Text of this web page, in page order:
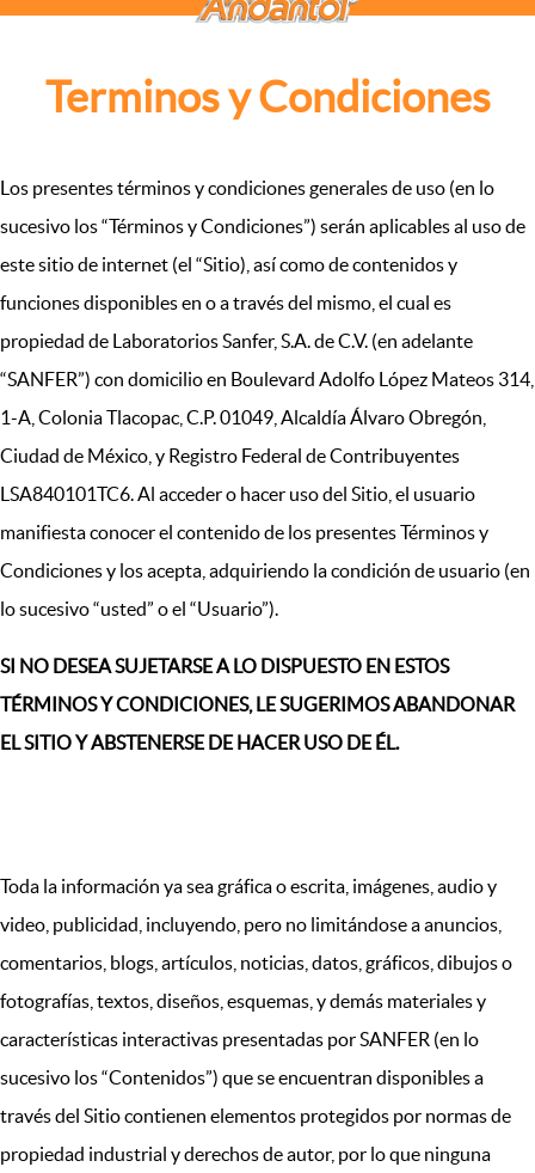
Terminos y Condiciones
Los presentes términos y condiciones generales de uso (en lo
sucesivo los “Términos y Condiciones”) serán aplicables al uso de
este sitio de internet (el “Sitio), así como de contenidos y
funciones disponibles en o a través del mismo, el cual es
propiedad de Laboratorios Sanfer, S.A. de C.V. (en adelante
“SANFER”) con domicilio en Boulevard Adolfo López Mateos 314,
1-A, Colonia Tlacopac, C.P. 01049, Alcaldía Álvaro Obregón,
Ciudad de México, y Registro Federal de Contribuyentes
LSA840101TC6. Al acceder o hacer uso del Sitio, el usuario
manifiesta conocer el contenido de los presentes Términos y
Condiciones y los acepta, adquiriendo la condición de usuario (en
lo sucesivo “usted” o el “Usuario”).
SI NO DESEA SUJETARSE A LO DISPUESTO EN ESTOS
TÉRMINOS Y CONDICIONES, LE SUGERIMOS ABANDONAR
EL SITIO Y ABSTENERSE DE HACER USO DE ÉL.
Toda la información ya sea gráfica o escrita, imágenes, audio y
video, publicidad, incluyendo, pero no limitándose a anuncios,
comentarios, blogs, artículos, noticias, datos, gráficos, dibujos o
fotografías, textos, diseños, esquemas, y demás materiales y
características interactivas presentadas por SANFER (en lo
sucesivo los “Contenidos”) que se encuentran disponibles a
través del Sitio contienen elementos protegidos por normas de
propiedad industrial y derechos de autor, por lo que ninguna